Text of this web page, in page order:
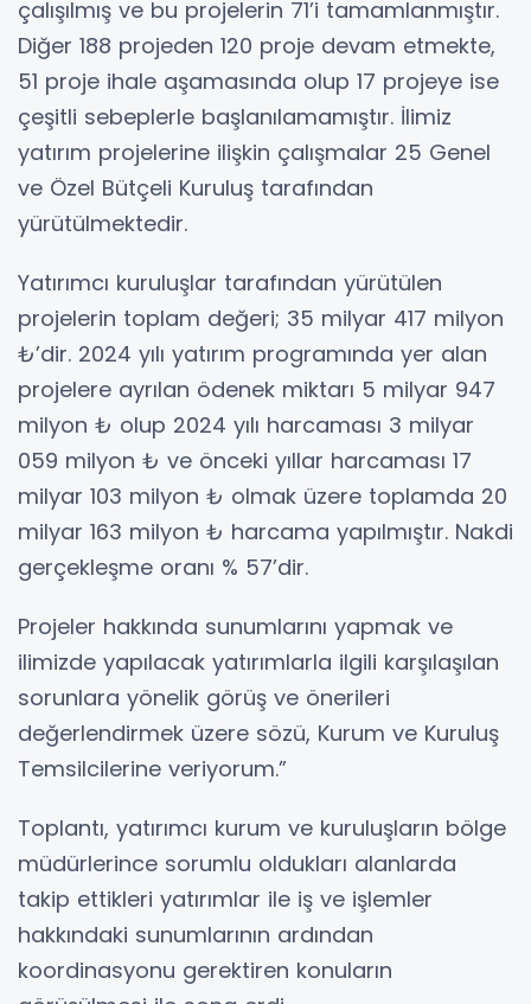
çalışılmış ve bu projelerin 71’i tamamlanmıştır.
Diğer 188 projeden 120 proje devam etmekte,
51 proje ihale aşamasında olup 17 projeye ise
çeşitli sebeplerle başlanılamamıştır. İlimiz
yatırım projelerine ilişkin çalışmalar 25 Genel
ve Özel Bütçeli Kuruluş tarafından
yürütülmektedir.
Yatırımcı kuruluşlar tarafından yürütülen
projelerin toplam değeri; 35 milyar 417 milyon
₺’dir. 2024 yılı yatırım programında yer alan
projelere ayrılan ödenek miktarı 5 milyar 947
milyon ₺ olup 2024 yılı harcaması 3 milyar
059 milyon ₺ ve önceki yıllar harcaması 17
milyar 103 milyon ₺ olmak üzere toplamda 20
milyar 163 milyon ₺ harcama yapılmıştır. Nakdi
gerçekleşme oranı % 57’dir.
Projeler hakkında sunumlarını yapmak ve
ilimizde yapılacak yatırımlarla ilgili karşılaşılan
sorunlara yönelik görüş ve önerileri
değerlendirmek üzere sözü, Kurum ve Kuruluş
Temsilcilerine veriyorum.”
Toplantı, yatırımcı kurum ve kuruluşların bölge
müdürlerince sorumlu oldukları alanlarda
takip ettikleri yatırımlar ile iş ve işlemler
hakkındaki sunumlarının ardından
koordinasyonu gerektiren konuların